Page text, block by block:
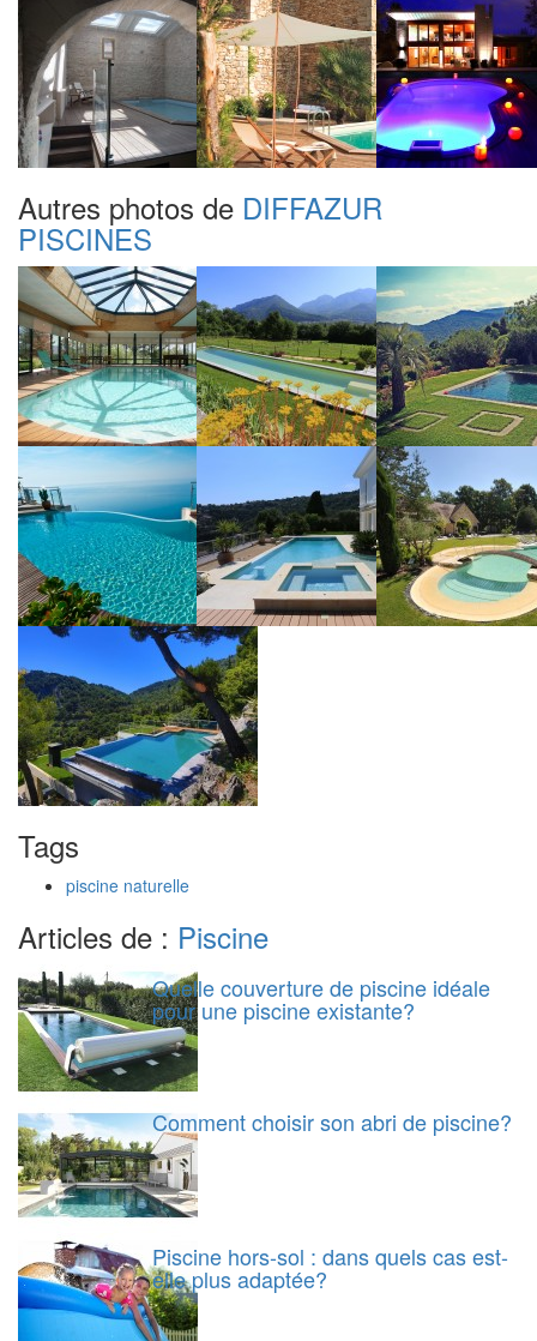
Autres photos de DIFFAZUR
PISCINES
Tags
piscine naturelle
Articles de : Piscine
Quelle couverture de piscine idéale
pour une piscine existante?
Comment choisir son abri de piscine?
Piscine hors-sol : dans quels cas est-
elle plus adaptée?